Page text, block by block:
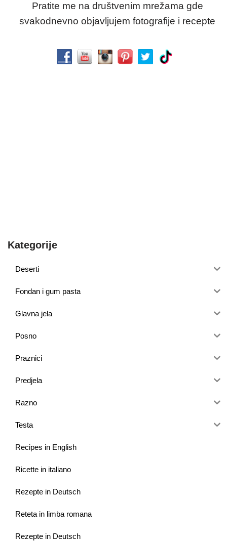
Pratite me na društvenim mrežama gde
svakodnevno objavljujem fotografije i recepte
Kategorije
Deserti
Fondan i gum pasta
Glavna jela
Posno
Praznici
Predjela
Razno
Testa
Recipes in English
Ricette in italiano
Rezepte in Deutsch
Reteta in limba romana
Rezepte in Deutsch